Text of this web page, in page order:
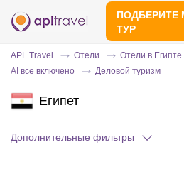
ПОДБЕРИТЕ
ТУР
APL Travel Отели Отели в Египте
AI все включено
Деловой туризм
Египет
Дополнительные фильтры